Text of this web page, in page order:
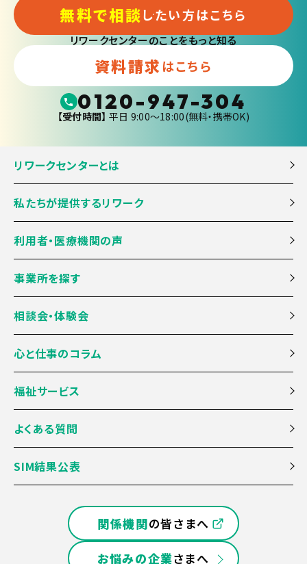
無料で相談したい方はこちら
リワークセンターのことをもっと知る
資料請求はこちら
0120-947-304
【受付時間】 平日 9:00〜18:00(無料・携帯OK)
リワークセンターとは
私たちが提供するリワーク
利用者・医療機関の声
事業所を探す
相談会・体験会
心と仕事のコラム
福祉サービス
よくある質問
SIM結果公表
関係機関の皆さまへ
お悩みの企業さまへ